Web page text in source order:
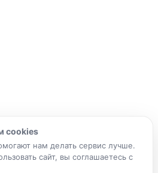
cookies
нам делать сервис лучше.
сайт, вы соглашаетесь с